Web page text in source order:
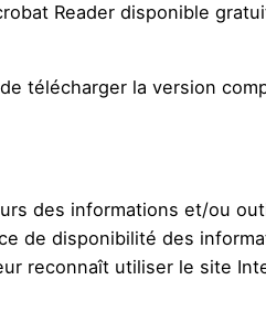
Reader disponible
télécharger la version
des informations et/ou
de disponibilité des
reconnaît utiliser le site